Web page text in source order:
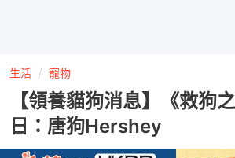
生活 寵物
【領養貓狗消息】《救狗
日：唐狗Hershey